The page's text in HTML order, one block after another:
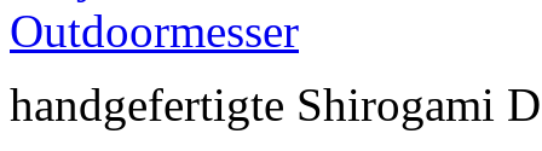
handgefertigte Shirogami